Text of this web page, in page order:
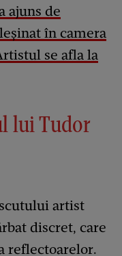
ajuns de
în camera
se afla la
lui Tudor
artist
discret, care
reflectoarelor.